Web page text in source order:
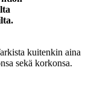
kuitenkin aina
sekä korkonsa.